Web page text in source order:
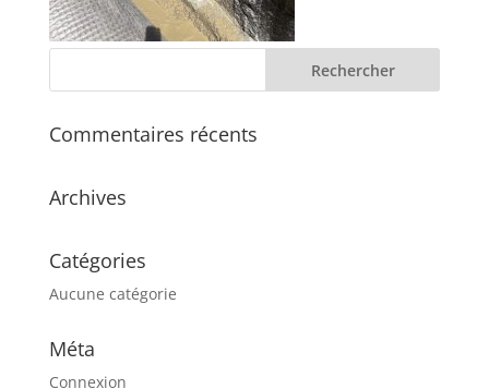
Commentaires récents
Archives
Catégories
Aucune catégorie
Méta
Connexion